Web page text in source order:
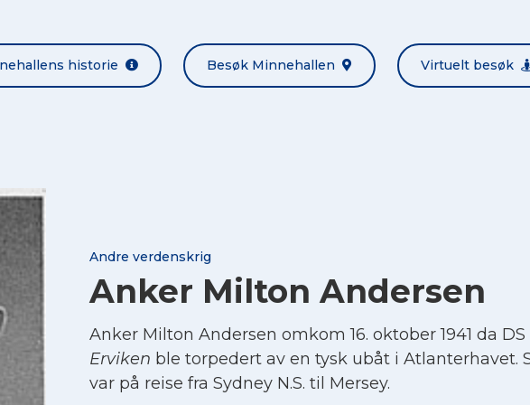
historie Besøk Minnehallen Virtuelt besøk
Andre verdenskrig
Anker Milton Andersen
Anker Milton Andersen omkom 16. oktober 1941 da DS
Erviken ble torpedert av en tysk ubåt i Atlanterhavet.
var på reise fra Sydney N.S. til Mersey.